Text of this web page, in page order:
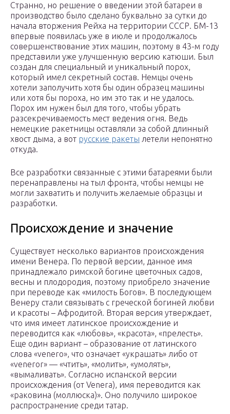
Странно, но решение о введении этой батареи в
производство было сделано буквально за сутки до
начала вторжения Рейха на территории СССР. БМ-13
впервые появилась уже в июле и продолжалось
совершенствование этих машин, поэтому в 43-м году
представили уже улучшенную версию катюши. Был
создан для специальный и уникальный порох,
который имел секретный состав. Немцы очень
хотели заполучить хотя бы один образец машины
или хотя бы пороха, но им это так и не удалось.
Порох им нужен был для того, чтобы убрать
разсекречиваемость мест ведения огня. Ведь
немецкие ракетницы оставляли за собой длинный
хвост дыма, а вот русские ракеты летели непонятно
откуда.
Все разработки связанные с этими батареями были
перенаправлены на тыл фронта, чтобы немцы не
могли захватить и получить желаемые образцы и
разработки.
Происхождение и значение
Существует несколько вариантов происхождения
имени Венера. По первой версии, данное имя
принадлежало римской богине цветочных садов,
весны и плодородия, поэтому приобрело значение
при переводе как «милость Богов». В последующем
Венеру стали связывать с греческой богиней любви
и красоты – Афродитой. Вторая версия утверждает,
что имя имеет латинское происхождение и
переводится как «любовь», «красота», «прелесть».
Еще один вариант – образование от латинского
слова «venero», что означает «украшать» либо от
«veneror» — «чтить», «молить», «умолять»,
«вымаливать». Согласно испанской версии
происхождения (от Venera), имя переводится как
«раковина (моллюска)». Оно получило широкое
распространение среди татар.